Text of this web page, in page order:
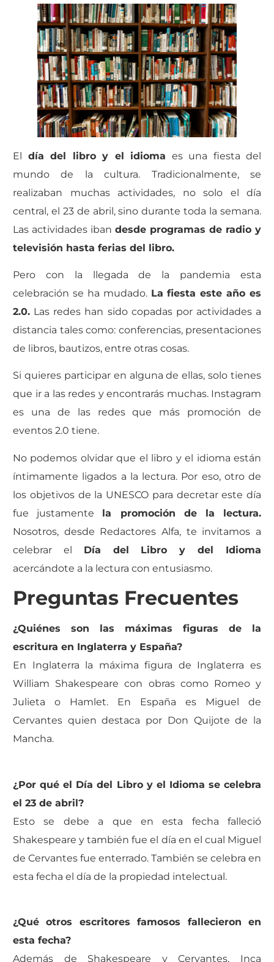
El día del libro y el idioma es una fiesta del
mundo de la cultura. Tradicionalmente, se
realizaban muchas actividades, no solo el día
central, el 23 de abril, sino durante toda la semana.
Las actividades iban desde programas de radio y
televisión hasta ferias del libro.
Pero con la llegada de la pandemia esta
celebración se ha mudado. La fiesta este año es
2.0. Las redes han sido copadas por actividades a
distancia tales como: conferencias, presentaciones
de libros, bautizos, entre otras cosas.
Si quieres participar en alguna de ellas, solo tienes
que ir a las redes y encontrarás muchas. Instagram
es una de las redes que más promoción de
eventos 2.0 tiene.
No podemos olvidar que el libro y el idioma están
íntimamente ligados a la lectura. Por eso, otro de
los objetivos de la UNESCO para decretar este día
fue justamente la promoción de la lectura.
Nosotros, desde Redactores Alfa, te invitamos a
celebrar el Día del Libro y del Idioma
acercándote a la lectura con entusiasmo.
Preguntas Frecuentes
¿Quiénes son las máximas figuras de la
escritura en Inglaterra y España?
En Inglaterra la máxima figura de Inglaterra es
William Shakespeare con obras como Romeo y
Julieta o Hamlet. En España es Miguel de
Cervantes quien destaca por Don Quijote de la
Mancha.
¿Por qué el Día del Libro y el Idioma se celebra
el 23 de abril?
Esto se debe a que en esta fecha falleció
Shakespeare y también fue el día en el cual Miguel
de Cervantes fue enterrado. También se celebra en
esta fecha el día de la propiedad intelectual.
¿Qué otros escritores famosos fallecieron en
esta fecha?
Además de Shakespeare y Cervantes, Inca